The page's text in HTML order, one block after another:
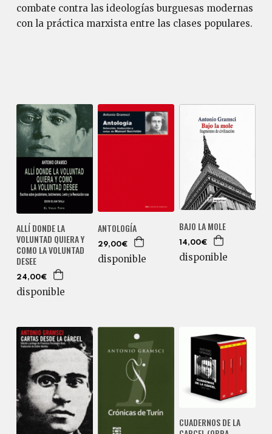
combate contra las ideologías burguesas modernas
con la práctica marxista entre las clases populares.
ALLÍ DONDE LA
VOLUNTAD QUIERA Y
COMO LA VOLUNTAD
DESEE
24,00€
disponible
ANTOLOGÍA
29,00€
disponible
BAJO LA MOLE
14,00€
disponible
CUADERNOS DE LA